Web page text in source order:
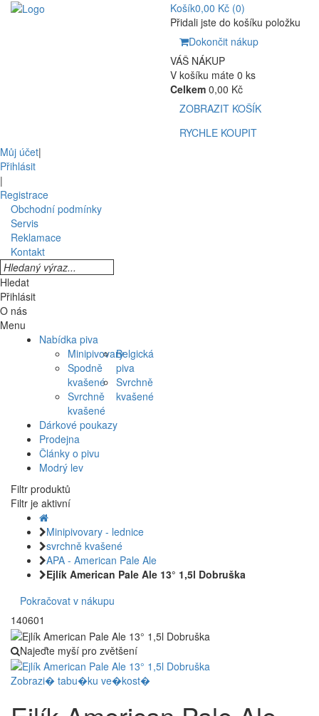
Košík0,00 Kč (0)
Přidali jste do košíku položku
Dokončit nákup
VÁŠ NÁKUP
V košíku máte 0 ks
Celkem 0,00 Kč
ZOBRAZIT KOŠÍK
RYCHLE KOUPIT
Můj účet|
Přihlásit
|
Registrace
Obchodní podmínky
Servis
Reklamace
Kontakt
Hledat
Přihlásit
O nás
Menu
Nabídka piva
Minipivovary
Spodně
kvašené
Svrchně
kvašené
Belgická
piva
Svrchně
kvašené
Dárkové poukazy
Prodejna
Články o pivu
Modrý lev
Filtr produktů
Filtr je aktivní
Minipivovary - lednice
svrchně kvašené
APA - American Pale Ale
Ejlík American Pale Ale 13° 1,5l Dobruška
Pokračovat v nákupu
140601
Najeďte myší pro zvětšení
Zobrazi� tabu�ku ve�kost�